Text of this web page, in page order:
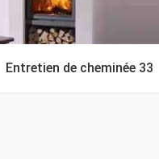
Entretien de cheminée 33